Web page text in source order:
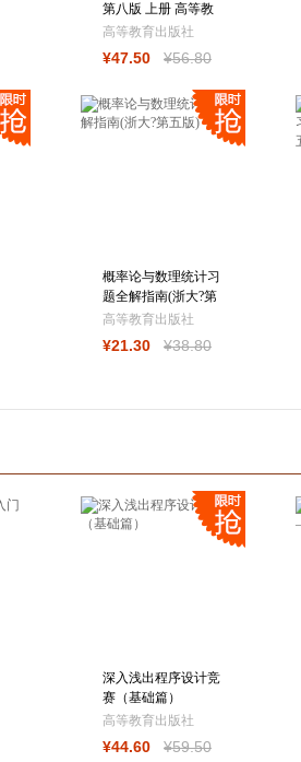
第八版 上册 高等教
育出版社
高等教育出版社
¥47.50 ¥56.80
概率论与数理统计习
题全解指南(浙大?第
五版)
高等教育出版社
¥21.30 ¥38.80
深入浅出程序设计竞
赛（基础篇）
高等教育出版社
¥44.60 ¥59.50